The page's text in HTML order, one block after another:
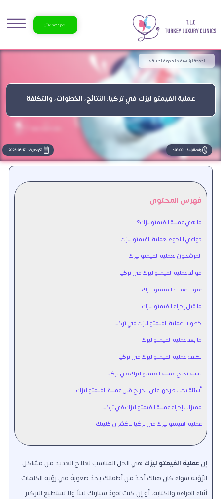
احجز موعدك الآن
عملية الفيمتو ليزك في تركيا: النتائج، الخطوات، والتكلفة
الصفحة الرئيسية >المدونة الطبية >
وقت القراءة : 03:00 د آخر تحديث : 2026-05-17
فهرس المحتوى
ما هي عملية الفيمتوليزك؟
دواعي اللجوء لعملية الفيمتو ليزك
المرشحون لعملية الفيمتو ليزك
فوائد عملية الفيمتو ليزك في تركيا
عيوب عملية الفيمتو ليزك
ما قبل إجراء الفيمتو ليزك
خطوات عملية الفيمتو ليزك في تركيا
ما بعد عملية الفيمتو ليزك
تكلفة عملية الفيمتو ليزك في تركيا
نسبة نجاح عملية الفيمتو ليزك في تركيا
أسئلة يجب طرحها على الجراح قبل عملية الفيمتو ليزك
مميزات إجراء عملية الفيمتو ليزك في تركيا
عملية الفيمتو ليزك في تركيا لاكشري كلينك
إن عملية الفيمتو ليزك هي الحل المناسب لعلاج العديد من مشاكل
الرّؤية سواء كان هناك أحدٌ من أطفالك يجدُ صعوبةً في رؤية الكلمات
أثناء القراءة والكتابة، أو إن كنت تقودُ سيارتك ليلاً ولا تستطيع التركيز